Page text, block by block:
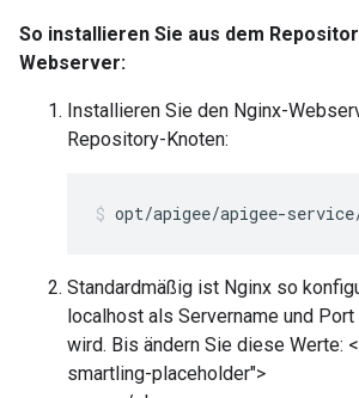
So installieren Sie aus dem
Webserver:
Installieren Sie den Nginx-
Repository-Knoten:
opt/apigee/apigee-
Standardmäßig ist Nginx so
localhost als Servername und
wird. Bis ändern Sie diese Werte:
smartling-placeholder">